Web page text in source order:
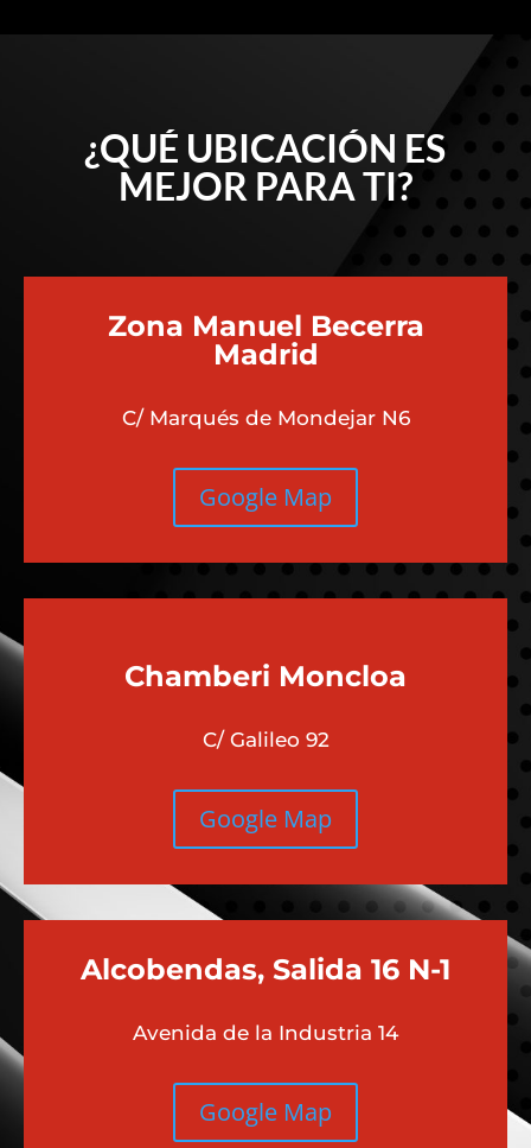
¿QUÉ UBICACIÓN ES
MEJOR PARA TI?
Zona Manuel Becerra
Madrid
C/ Marqués de Mondejar N6
Google Map
Chamberi Moncloa
C/ Galileo 92
Google Map
Alcobendas, Salida 16 N-1
Avenida de la Industria 14
Google Map